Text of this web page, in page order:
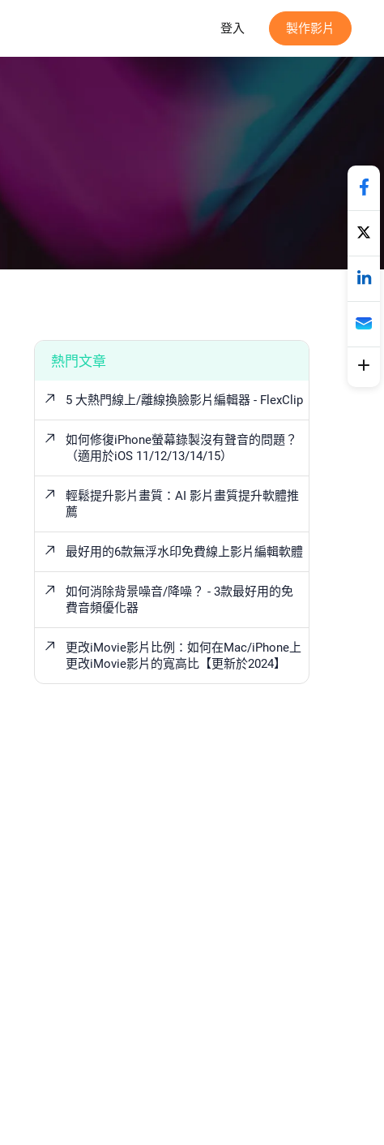
登入 製作影片
熱門文章
5 大熱門線上/離線換臉影片編輯器 - FlexClip
如何修復iPhone螢幕錄製沒有聲音的問題？
（適用於iOS 11/12/13/14/15）
輕鬆提升影片畫質：AI 影片畫質提升軟體推
薦
最好用的6款無浮水印免費線上影片編輯軟體
如何消除背景噪音/降噪？ - 3款最好用的免
費音頻優化器
更改iMovie影片比例：如何在Mac/iPhone上
更改iMovie影片的寬高比【更新於2024】